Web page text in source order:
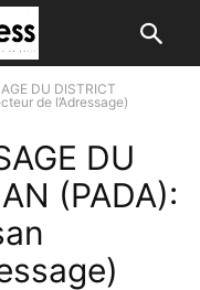
DU DISTRICT
de l’Adressage)
DU
(PADA):